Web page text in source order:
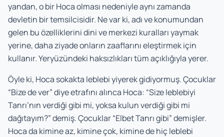
yandan, o bir Hoca olması nedeniyle aynı zamanda
devletin bir temsilcisidir. Ne var ki, adı ve konumundan
gelen bu özelliklerini dini ve merkezi kuralları yaymak
yerine, daha ziyade onların zaaflarını eleştirmek için
kullanır. Yeryüzündeki haksızlıkları tüm açıklığıyla yerer.
Öyle ki, Hoca sokakta leblebi yiyerek gidiyormuş. Çocuklar
“Bize de ver” diye etrafını alınca Hoca: “Size leblebiyi
Tanrı’nın verdiği gibi mi, yoksa kulun verdiği gibi mi
dağıtayım?” demiş. Çocuklar “Elbet Tanrı gibi” demişler.
Hoca da kimine az, kimine çok, kimine de hiç leblebi